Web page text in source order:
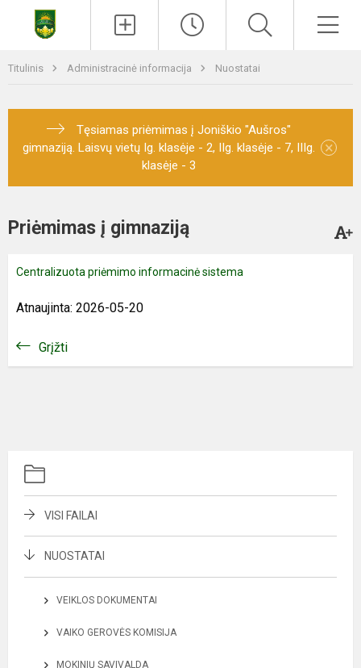
Titulinis Administracinė informacija Nuostatai
Tęsiamas priėmimas į Joniškio "Aušros"
gimnaziją. Laisvų vietų Ig. klasėje - 2, IIg. klasėje - 7, IIIg.
klasėje - 3
×
Priėmimas į gimnaziją
Centralizuota priėmimo informacinė sistema
Atnaujinta: 2026-05-20
Grįžti
VISI FAILAI
NUOSTATAI
VEIKLOS DOKUMENTAI
VAIKO GEROVĖS KOMISIJA
MOKINIŲ SAVIVALDA